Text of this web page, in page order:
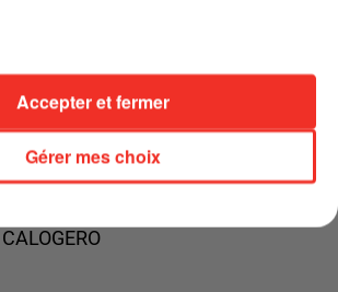
"ON N'EST PAS DES PARENTS
PARFAITS"
CALOGERO
Gérer mes choix
Accepter et fermer